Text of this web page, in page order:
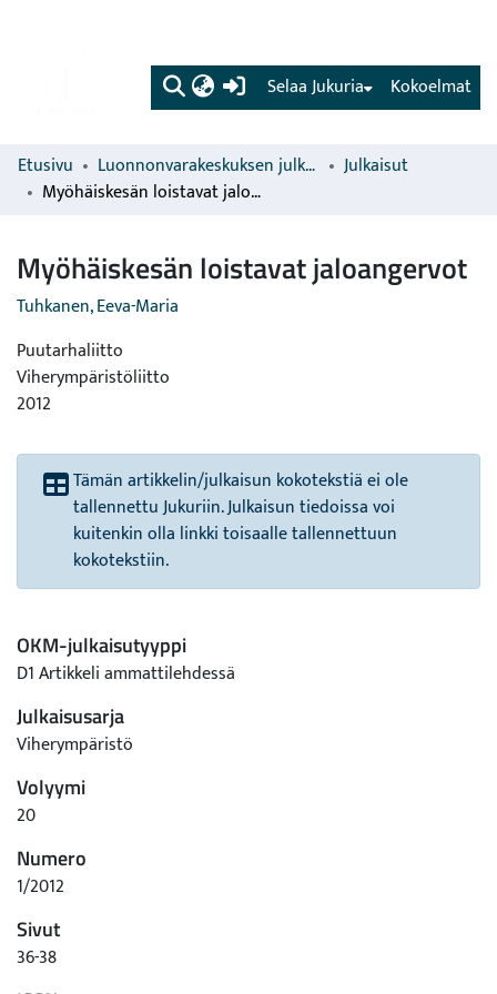
(current) Kokoelmat
Selaa Jukuria
Etusivu Luonnonvarakeskuksen julkaisut
Julkaisut
Myöhäiskesän loistavat jaloangervot
Myöhäiskesän loistavat jaloangervot
Tuhkanen, Eeva-Maria
Puutarhaliitto
Viherympäristöliitto
2012
Tämän artikkelin/julkaisun kokotekstiä ei ole
tallennettu Jukuriin. Julkaisun tiedoissa voi
kuitenkin olla linkki toisaalle tallennettuun
kokotekstiin.
OKM-julkaisutyyppi
D1 Artikkeli ammattilehdessä
Julkaisusarja
Viherympäristö
Volyymi
20
Numero
1/2012
Sivut
36-38